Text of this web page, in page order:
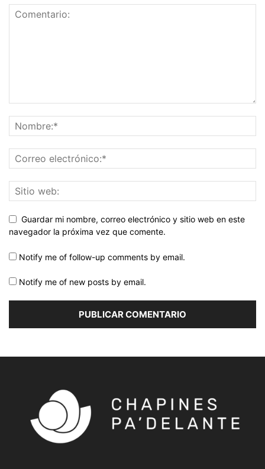
Guardar mi nombre, correo electrónico y sitio web en este
navegador la próxima vez que comente.
Notify me of follow-up comments by email.
Notify me of new posts by email.